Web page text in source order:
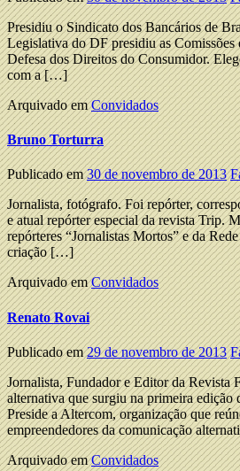
Presidiu o Sindicato dos Bancários de
Legislativa do DF presidiu as
Defesa dos Direitos do Consumidor.
com a […]
Arquivado emConvidados
Bruno Torturra
Publicado em30 de novembro de 2013
Jornalista, fotógrafo. Foi repórter,
e atual repórter especial da revista Trip.
repórteres “Jornalistas Mortos” e da
criação […]
Arquivado emConvidados
Renato Rovai
Publicado em29 de novembro de 2013
Jornalista, Fundador e Editor da Revista
alternativa que surgiu na primeira
Preside a Altercom, organização que
empreendedores da comunicação
Arquivado emConvidados